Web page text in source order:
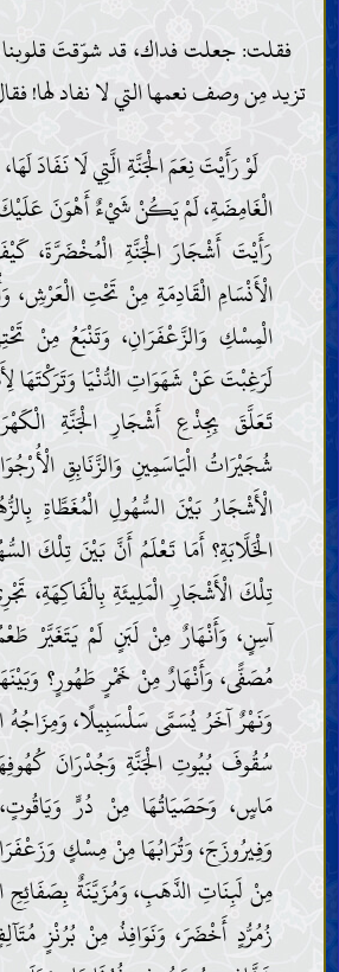
فقلت: جعلت فداك، قد شوّقتَ
تزيد مِن وصف نعمها التي لا نفاد لها!
لَوْ رَأَيْتَ نِعَمَ الْجَنَّةِ الَّتِي لَا نَفَادَ
الْغَامِضَةِ، لَمْ يَكُنْ شَيْءٌ أَهْوَنَ عَلَيْكَ
رَأَيْتَ أَشْجَارَ الْجَنَّةِ الْمُخْضَرَّةَ،
الْأَنْسَامِ الْقَادِمَةِ مِنْ تَحْتِ الْعَرْشِ،
الْمِسْكِ وَالزَّعْفَرَانِ، وَتَنْبَعُ مِنْ
لَرَغِبْتَ عَنْ شَهَوَاتِ الدُّنْيَا وَتَرَكْتَهَا
تَعَلَّقَ بِجِذْعِ أَشْجَارِ الْجَنَّةِ
شُجَيْرَاتُ الْيَاسَمِينِ وَالزَّنَابِقِ
الْأَشْجَارُ بَيْنَ السُّهُولِ الْمُغَطَّاةِ
الْخَلَّابَةِ؟ أَمَا تَعْلَمُ أَنَّ بَيْنَ تِلْكَ
تِلْكَ الْأَشْجَارِ الْمَلِيئَةِ بِالْفَاكِهَةِ،
آسِنٍ، وَأَنْهَارٌ مِنْ لَبَنٍ لَمْ يَتَغَيَّرْ
مُصَفًّى، وَأَنْهَارٌ مِنْ خَمْرٍ طَهُورٍ؟
وَنَهْرٌ آخَرُ يُسَمَّى سَلْسَبِيلًا، وَمِزَاجُهُ
سُقُوفَ بُيُوتِ الْجَنَّةِ وَجُدْرَانَ
مَاسٍ، وَحَصَيَاتُهَا مِنْ دُرٍّ
وَفِيرُوزَجَ، وَتُرَابُهَا مِنْ مِسْكٍ
مِنْ لَبِنَاتِ الذَّهَبِ، وَمُزَيَّنَةٌ بِصَفَائِحِ
زُمُرُّدٍ أَخْضَرَ، وَنَوَافِذُ مِنْ بُرُنْزٍ